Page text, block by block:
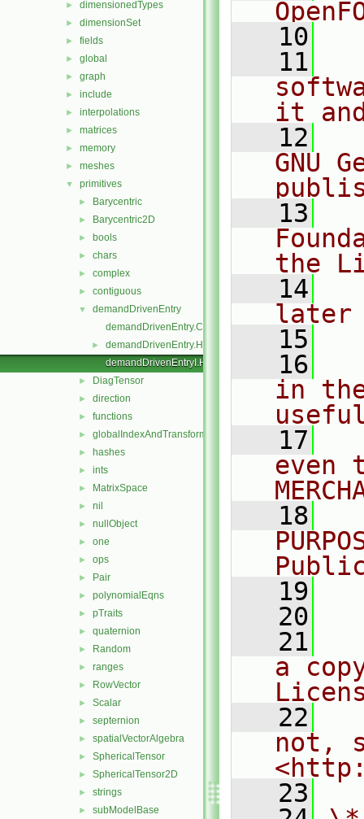
► dimensionedTypes
► dimensionSet
► fields
► global
► graph
► include
► interpolations
► matrices
► memory
► meshes
▼ primitives
► Barycentric
► Barycentric2D
► bools
► chars
► complex
► contiguous
▼
demandDrivenEntry
demandDrivenEntry.C
►
demandDrivenEntry.H
demandDrivenEntryI.H
► DiagTensor
► direction
► functions
► globalIndexAndTransform
► hashes
► ints
► MatrixSpace
► nil
► nullObject
► one
► ops
► Pair
► polynomialEqns
► pTraits
► quaternion
► Random
► ranges
► RowVector
► Scalar
► septernion
► spatialVectorAlgebra
► SphericalTensor
► SphericalTensor2D
► strings
► subModelBase
   10
   11
it
   12
GNU
   13
the
   14
later
   15
   16
in
   17
even
   18
   19
   20
   21
a
   22
not,
   23